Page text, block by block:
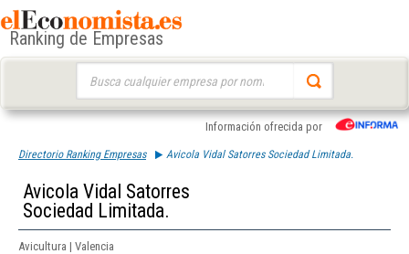
Ranking de Empresas
Información ofrecida por
Directorio Ranking Empresas Avicola Vidal Satorres Sociedad Limitada.
Avicola Vidal Satorres
Sociedad Limitada.
Avicultura | Valencia